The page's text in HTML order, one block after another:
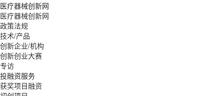
医疗器械创新网
医疗器械创新网
政策法规
技术/产品
创新企业/机构
创新创业大赛
专访
投融资服务
获奖项目融资